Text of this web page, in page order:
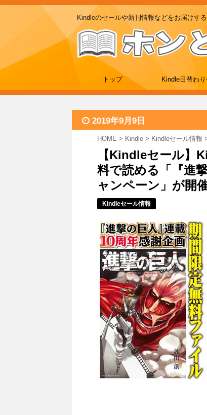
Kindleのセールや新刊情報などをお届けす
トップ Kindle日替わ
2019年9月9日
HOME > Kindle > Kindleセール情報
【Kindleセール】
料で読める「『進
ャンペーン」が開
Kindleセール情報